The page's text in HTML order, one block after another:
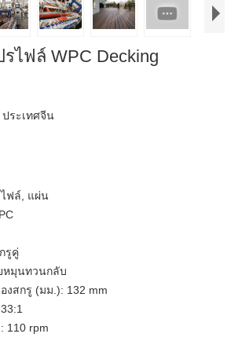
ไฟล์ WPC Decking
ระเทศจีน
ฟล์, แผ่น
รูคู่
หมุนทวนกลับ
งสกรู (มม.): 132 mm
110 rpm